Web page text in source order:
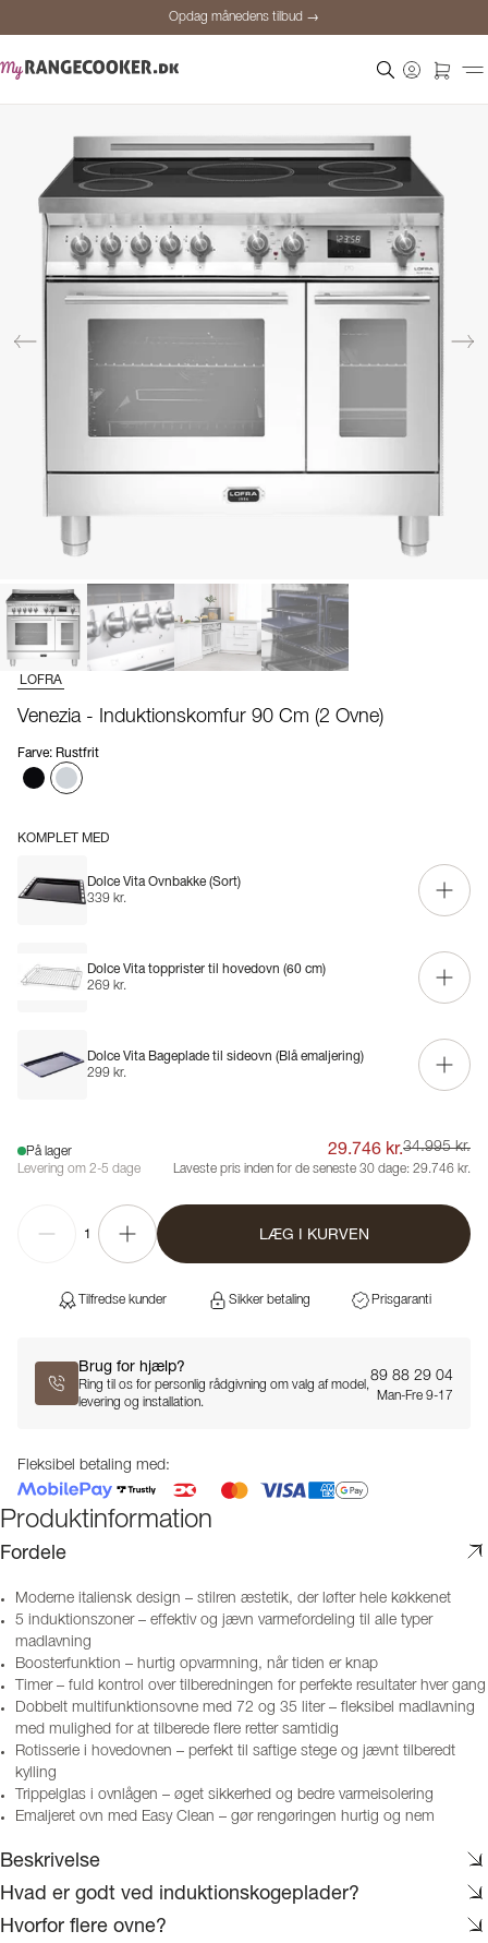
Opdag månedens tilbud →
Personlig rådgivning
LOFRA
Venezia - Induktionskomfur 90 Cm (2 Ovne)
Farve: Rustfrit
KOMPLET MED
Dolce Vita Ovnbakke (Sort)
339 kr.
Dolce Vita topprister til hovedovn (60 cm)
269 kr.
Dolce Vita Bageplade til sideovn (Blå emaljering)
299 kr.
På lager
Levering om 2-5 dage
29.746 kr.34.995 kr.
Laveste pris inden for de seneste 30 dage: 29.746 kr.
1 LÆG I KURVEN
Tilfredse kunder Sikker betaling Prisgaranti
Brug for hjælp?
Ring til os for personlig rådgivning om valg af model,
levering og installation.
89 88 29 04
Man-Fre 9-17
Fleksibel betaling med:
Produktinformation
Fordele
Moderne italiensk design – stilren æstetik, der løfter hele køkkenet
5 induktionszoner – effektiv og jævn varmefordeling til alle typer
madlavning
Boosterfunktion – hurtig opvarmning, når tiden er knap
Timer – fuld kontrol over tilberedningen for perfekte resultater hver gang
Dobbelt multifunktionsovne med 72 og 35 liter – fleksibel madlavning
med mulighed for at tilberede flere retter samtidig
Rotisserie i hovedovnen – perfekt til saftige stege og jævnt tilberedt
kylling
Trippelglas i ovnlågen – øget sikkerhed og bedre varmeisolering
Emaljeret ovn med Easy Clean – gør rengøringen hurtig og nem
Beskrivelse
Hvad er godt ved induktionskogeplader?
Hvorfor flere ovne?